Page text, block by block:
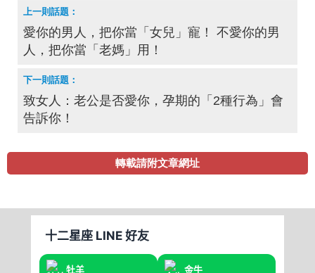
愛你的男人，把你當「女兒」寵！ 不愛你的男
人，把你當「老媽」用！
致女人：老公是否愛你，孕期的「2種行為」會
告訴你！
轉載請附文章網址